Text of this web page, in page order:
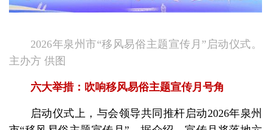
2026年泉州市“移风易俗主题宣传月”启动仪式。
主办方 供图
六大举措：吹响移风易俗主题宣传月号角
启动仪式上，与会领导共同推杆启动2026年泉州